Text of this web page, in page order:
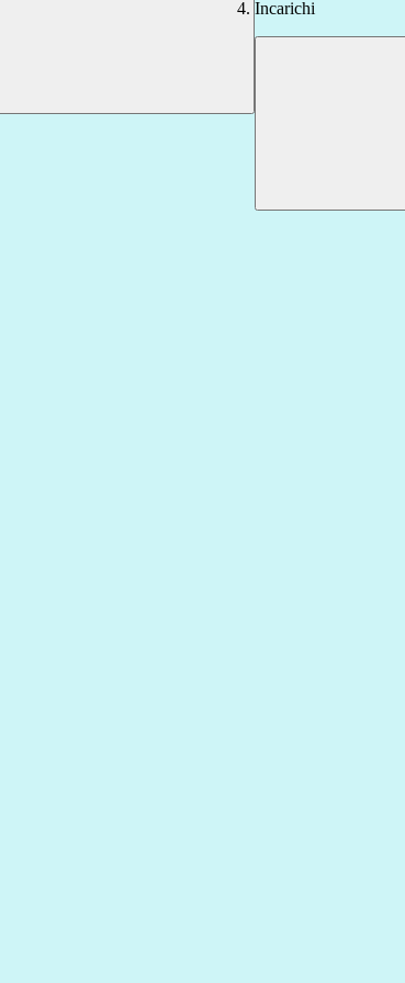
Incarichi